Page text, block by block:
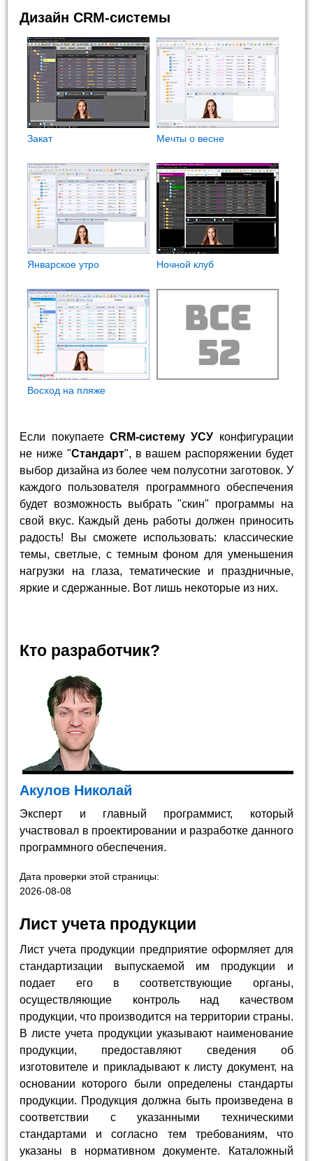
Дизайн CRM-системы
Закат Мечты о весне
Январское утро Ночной клуб
Восход на пляже
Если покупаете CRM-систему УСУ конфигурации
не ниже "Стандарт", в вашем распоряжении будет
выбор дизайна из более чем полусотни заготовок. У
каждого пользователя программного обеспечения
будет возможность выбрать "скин" программы на
свой вкус. Каждый день работы должен приносить
радость! Вы сможете использовать: классические
темы, светлые, с темным фоном для уменьшения
нагрузки на глаза, тематические и праздничные,
яркие и сдержанные. Вот лишь некоторые из них.
Кто разработчик?
Акулов Николай
Эксперт и главный программист, который
участвовал в проектировании и разработке данного
программного обеспечения.
Дата проверки этой страницы:
2026-08-08
Лист учета продукции
Лист учета продукции предприятие оформляет для
стандартизации выпускаемой им продукции и
подает его в соответствующие органы,
осуществляющие контроль над качеством
продукции, что производится на территории страны.
В листе учета продукции указывают наименование
продукции, предоставляют сведения об
изготовителе и прикладывают к листу документ, на
основании которого были определены стандарты
продукции. Продукция должна быть произведена в
соответствии с указанными техническими
стандартами и согласно тем требованиям, что
указаны в нормативном документе. Каталожный